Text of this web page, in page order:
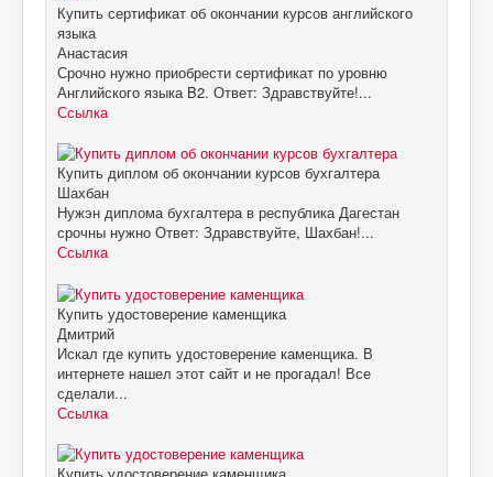
Купить сертификат об окончании курсов английского
языка
Анастасия
Срочно нужно приобрести сертификат по уровню
Английского языка B2. Ответ: Здравствуйте!...
Ссылка
Купить диплом об окончании курсов бухгалтера
Шахбан
Нужэн диплома бухгалтера в республика Дагестан
срочны нужно Ответ: Здравствуйте, Шахбан!...
Ссылка
Купить удостоверение каменщика
Дмитрий
Искал где купить удостоверение каменщика. В
интернете нашел этот сайт и не прогадал! Все
сделали...
Ссылка